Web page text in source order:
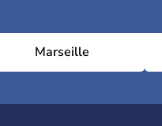
Marseille